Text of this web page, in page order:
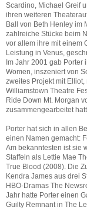
Scardino, Michael Greif
ihren weiteren
Ball von Beth Henley im
zahlreiche Stücke beim
vor allem ihre mit einem
Leistung in Venus,
Im Jahr 2001 gab Porter
Women, inszeniert von
zweites Projekt mit
Williamstown Theatre
Ride Down Mt. Morgan
zusammengearbeitet
Porter hat sich in allen
einen Namen gemacht:
Am bekanntesten ist sie
Staffeln als Lettie Mae
True Blood (2008). Die
Kendra James aus drei
HBO-Dramas The
Jahr hatte Porter einen
Guilty Remnant in The